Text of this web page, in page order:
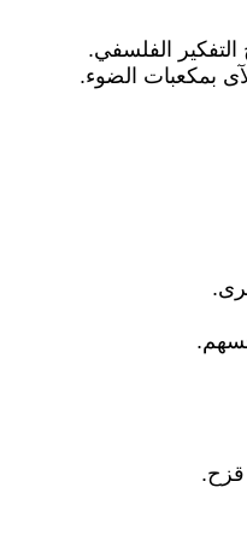
الفلسفي.
بمكعبات الضوء.